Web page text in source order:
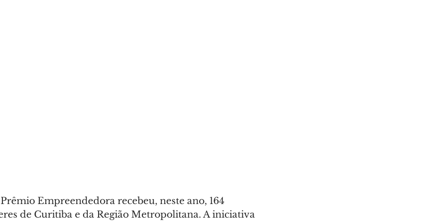
Empreendedora recebeu, neste ano, 164
de Curitiba e da Região Metropolitana. A iniciativa